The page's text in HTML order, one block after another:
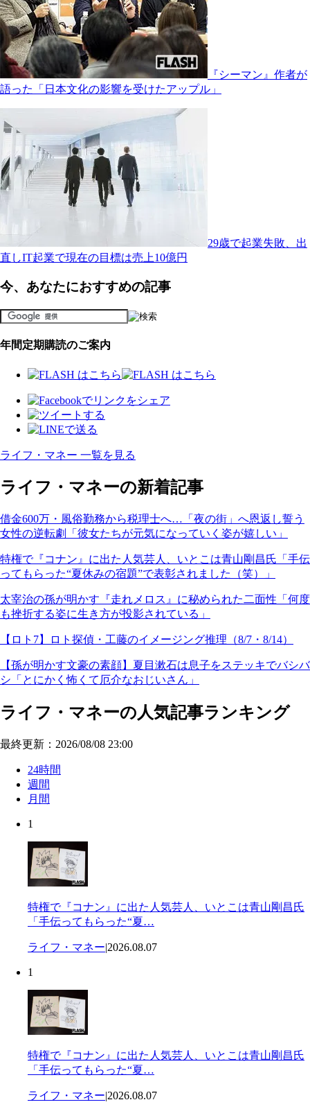
『シーマン』作者が
語った「日本文化の影響を受けたアップル」
29歳で起業失敗、出
直しIT起業で現在の目標は売上10億円
今、あなたにおすすめの記事
年間定期購読のご案内
ライフ・マネー 一覧を見る
ライフ・マネーの新着記事
借金600万・風俗勤務から税理士へ…「夜の街」へ恩返し誓う
女性の逆転劇「彼女たちが元気になっていく姿が嬉しい」
特権で『コナン』に出た人気芸人、いとこは青山剛昌氏「手伝
ってもらった“夏休みの宿題”で表彰されました（笑）」
太宰治の孫が明かす『走れメロス』に秘められた二面性「何度
も挫折する姿に生き方が投影されている」
【ロト7】ロト探偵・工藤のイメージング推理（8/7・8/14）
【孫が明かす文豪の素顔】夏目漱石は息子をステッキでバシバ
シ「とにかく怖くて厄介なおじいさん」
ライフ・マネーの人気記事ランキング
最終更新：2026/08/08 23:00
24時間
週間
月間
1
特権で『コナン』に出た人気芸人、いとこは青山剛昌氏
「手伝ってもらった“夏…
ライフ・マネー|2026.08.07
1
特権で『コナン』に出た人気芸人、いとこは青山剛昌氏
「手伝ってもらった“夏…
ライフ・マネー|2026.08.07